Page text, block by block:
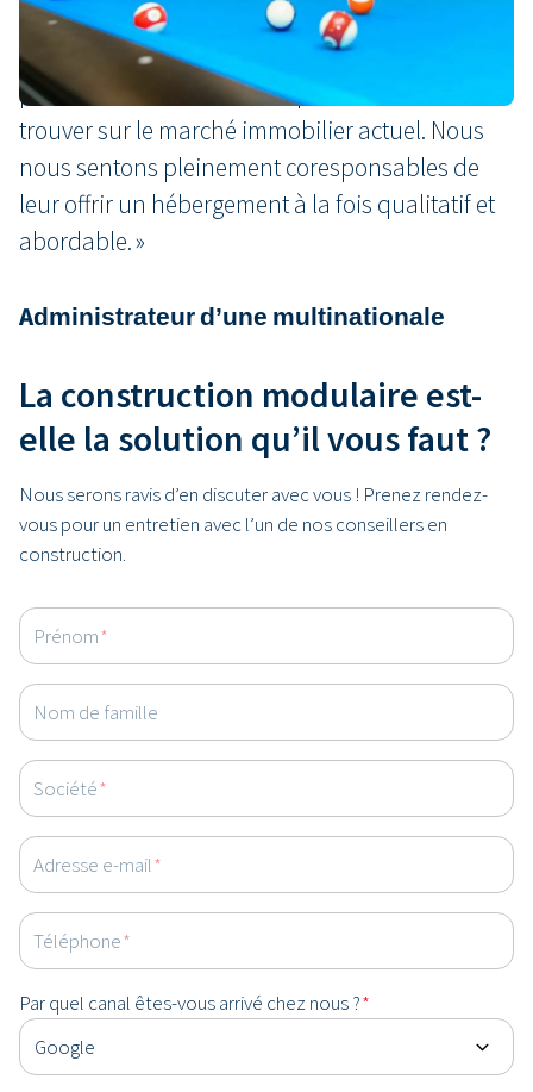
être est aussi notre préoccupation. Ces
travailleurs recherchent un logement de qualité
pour une courte durée, ce qui est difficile à
trouver sur le marché immobilier actuel. Nous
nous sentons pleinement coresponsables de
leur offrir un hébergement à la fois qualitatif et
abordable. »
Administrateur d’une multinationale
La construction modulaire est-
elle la solution qu’il vous faut ?
Nous serons ravis d’en discuter avec vous ! Prenez rendez-
vous pour un entretien avec l’un de nos conseillers en
construction.
Prénom*
Nom de famille
Société*
Adresse e-mail*
Téléphone*
Par quel canal êtes-vous arrivé chez nous ?*